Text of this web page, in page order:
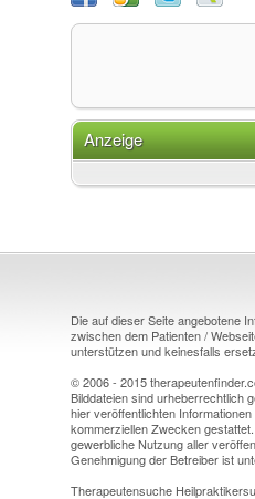
Anzeige
Die auf dieser Seite angebotene
zwischen dem Patienten /
unterstützen und keinesfalls
© 2006 - 2015
Bilddateien sind urheberrechtlich
hier veröffentlichten
kommerziellen Zwecken
gewerbliche Nutzung aller
Genehmigung der Betreiber ist
Therapeutensuche